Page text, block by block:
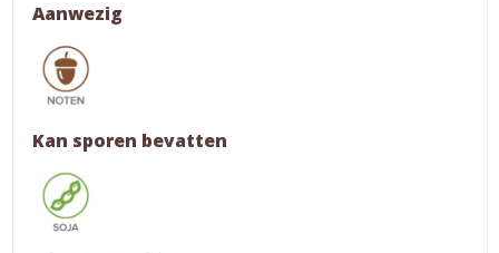
Aanwezig
Kan sporen bevatten